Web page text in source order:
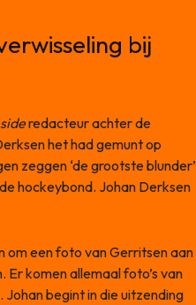
bij
redacteur achter de
het had gemunt op
zeggen ‘de grootste blunder’
hockeybond. Johan Derksen
om een foto van Gerritsen aan
Er komen allemaal foto’s van
Johan begint in die uitzending